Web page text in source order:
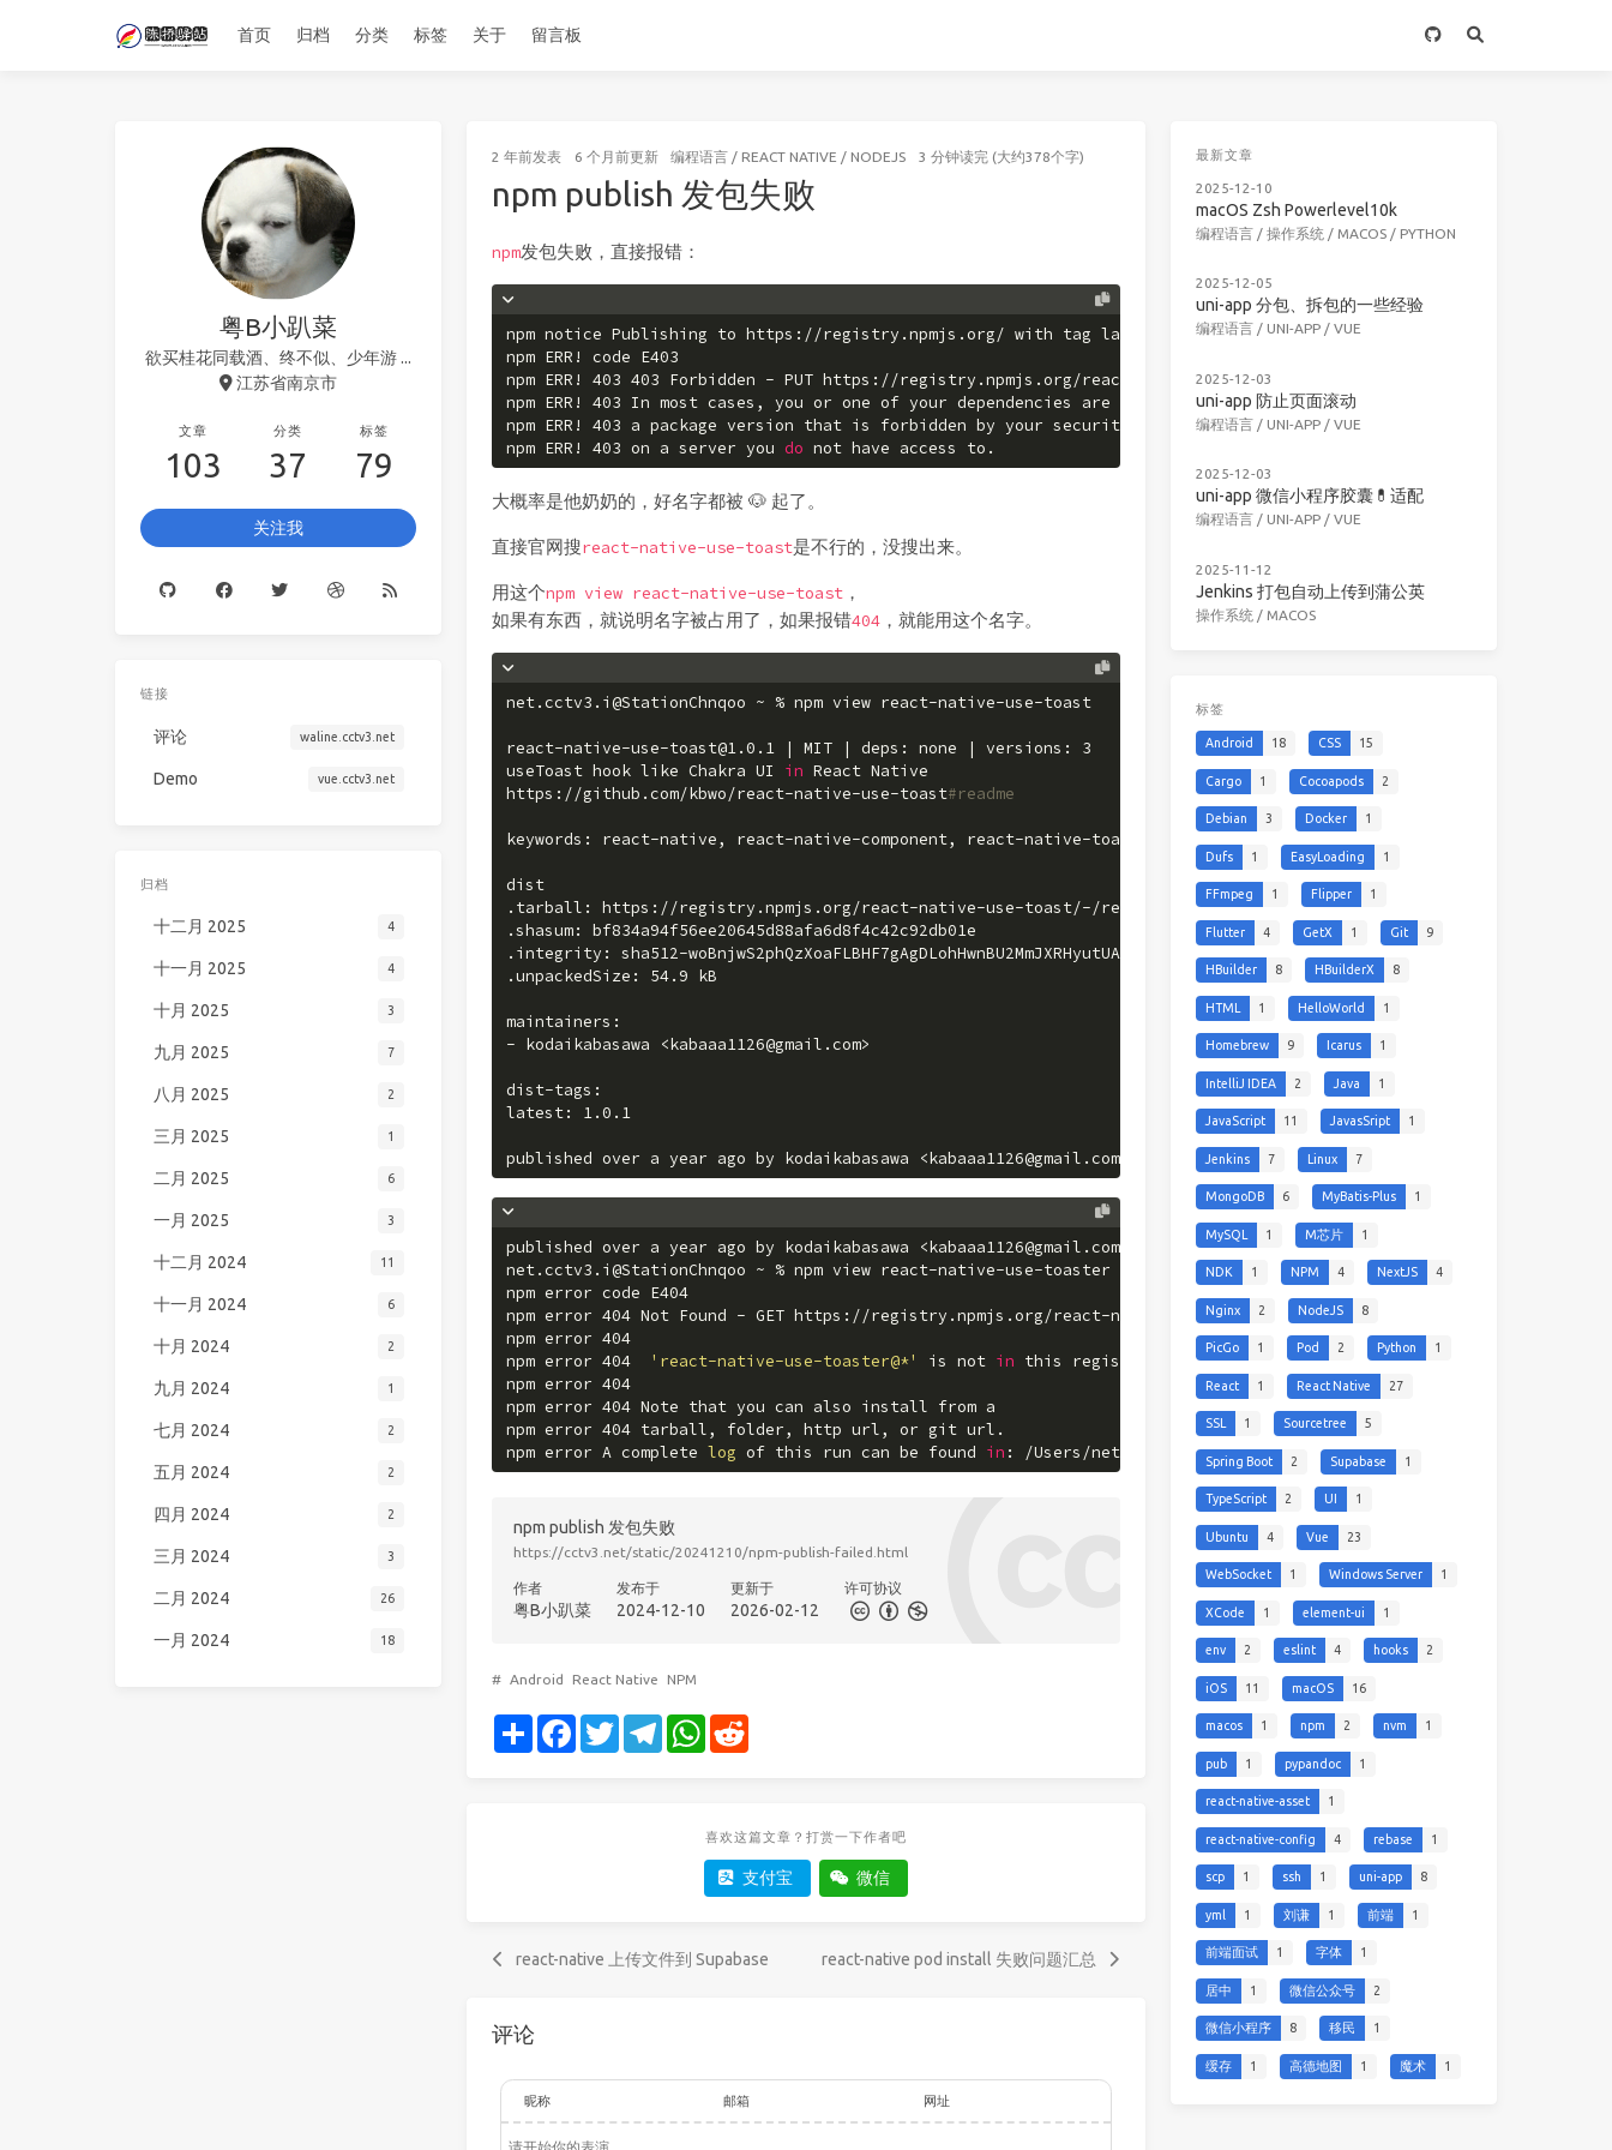
首页 归档 分类 标签 关于 留言板
2 年前发表 6 个月前更新 编程语言 / REACT NATIVE / NODEJS 3 分钟读完 (大约378个字)
npm publish 发包失败
npm发包失败，直接报错：
npm notice Publishing to https://registry.npmjs.org/ with tag latest and public access
npm ERR! code E403
npm ERR! 403 403 Forbidden - PUT https://registry.npmjs.org/react-native-use-toast - You
npm ERR! 403 In most cases, you or one of your dependencies are requesting
npm ERR! 403 a package version that is forbidden by your security policy, or
npm ERR! 403 on a server you do not have access to.
大概率是他奶奶的，好名字都被 🐶 起了。
直接官网搜react-native-use-toast是不行的，没搜出来。
用这个npm view react-native-use-toast ，
如果有东西，就说明名字被占用了，如果报错404 ，就能用这个名字。
net.cctv3.i@StationChnqoo ~ % npm view react-native-use-toast
react-native-use-toast@1.0.1 | MIT | deps: none | versions: 3
useToast hook like Chakra UI in React Native
https://github.com/kbwo/react-native-use-toast#readme
keywords: react-native, react-native-component, react-native-toast, toast, toast-ios, alert, react-component, ios,
dist
.tarball: https://registry.npmjs.org/react-native-use-toast/-/react-native-use-toast-1.0.1.tgz
.shasum: bf834a94f56ee20645d88afa6d8f4c42c92db01e
.integrity: sha512-woBnjwS2phQzXoaFLBHF7gAgDLohHwnBU2MmJXRHyutUA4D2gIehVc6PeGcSe8GjN37VwGQp3z+e1bnBSsmbdw==
.unpackedSize: 54.9 kB
maintainers:
- kodaikabasawa <kabaaa1126@gmail.com>
dist-tags:
latest: 1.0.1
published over a year ago by kodaikabasawa <kabaaa1126@gmail.com>
published over a year ago by kodaikabasawa <kabaaa1126@gmail.com>
net.cctv3.i@StationChnqoo ~ % npm view react-native-use-toaster
npm error code E404
npm error 404 Not Found - GET https://registry.npmjs.org/react-native-use-toaster - Not found
npm error 404
npm error 404
'react-native-use-toaster@*' is not in this registry.
npm error 404
npm error 404 Note that you can also install from a
npm error 404 tarball, folder, http url, or git url.
npm error A complete log of this run can be found in : /Users/net.cctv3.i/.npm/_logs/2024-12-10T03_12_44_467Z-
npm publish 发包失败
https://cctv3.net/static/20241210/npm-publish-failed.html
作者
粤B小趴菜
发布于
2024-12-10
更新于
2026-02-12
许可协议
# Android React Native NPM
Share FacebookTwitterTelegramWhatsApp
喜欢这篇文章？打赏一下作者吧
支付宝 微信
react-native 上传文件到 Supabase react-native pod install 失败问题汇总
评论
昵称 邮箱 网址
粤B小趴菜
欲买桂花同载酒、终不似、少年游 ...
江苏省南京市
文章
103
分类
37
标签
79
关注我
链接
评论 waline.cctv3.net
Demo vue.cctv3.net
归档
十二月 2025 4
十一月 2025 4
十月 2025 3
九月 2025 7
八月 2025 2
三月 2025 1
二月 2025 6
一月 2025 3
十二月 2024 11
十一月 2024 6
十月 2024 2
九月 2024 1
七月 2024 2
五月 2024 2
四月 2024 2
三月 2024 3
二月 2024 26
一月 2024 18
最新文章
2025-12-10
macOS Zsh Powerlevel10k
编程语言/ 操作系统 / MACOS/ PYTHON
2025-12-05
uni-app 分包、拆包的一些经验
编程语言/ UNI-APP/ VUE
2025-12-03
uni-app 防止页面滚动
编程语言/ UNI-APP/ VUE
2025-12-03
uni-app 微信小程序胶囊💊适配
编程语言/ UNI-APP/ VUE
2025-11-12
Jenkins 打包自动上传到蒲公英
操作系统 / MACOS
标签
Android 18 CSS 15
Cargo 1 Cocoapods 2
Debian 3 Docker 1
Dufs 1 EasyLoading 1
FFmpeg 1 Flipper 1
Flutter 4 GetX 1 Git 9
HBuilder 8 HBuilderX 8
HTML 1 HelloWorld 1
Homebrew 9 Icarus 1
IntelliJ IDEA 2 Java 1
JavaScript 11 JavasSript 1
Jenkins 7 Linux 7
MongoDB 6 MyBatis-Plus 1
MySQL 1 M芯片 1
NDK 1 NPM 4 NextJS 4
Nginx 2 NodeJS 8
PicGo 1 Pod 2 Python 1
React 1 React Native 27
SSL 1 Sourcetree 5
Spring Boot 2 Supabase 1
TypeScript 2 UI 1
Ubuntu 4 Vue 23
WebSocket 1 Windows Server 1
XCode 1 element-ui 1
env 2 eslint 4 hooks 2
iOS 11 macOS 16
macos 1 npm 2 nvm 1
pub 1 pypandoc 1
react-native-asset 1
react-native-config 4 rebase 1
scp 1 ssh 1 uni-app 8
yml 1 刘谦 1 前端 1
前端面试 1 字体 1
居中 1 微信公众号 2
微信小程序 8 移民 1
缓存 1 高德地图 1 魔术 1